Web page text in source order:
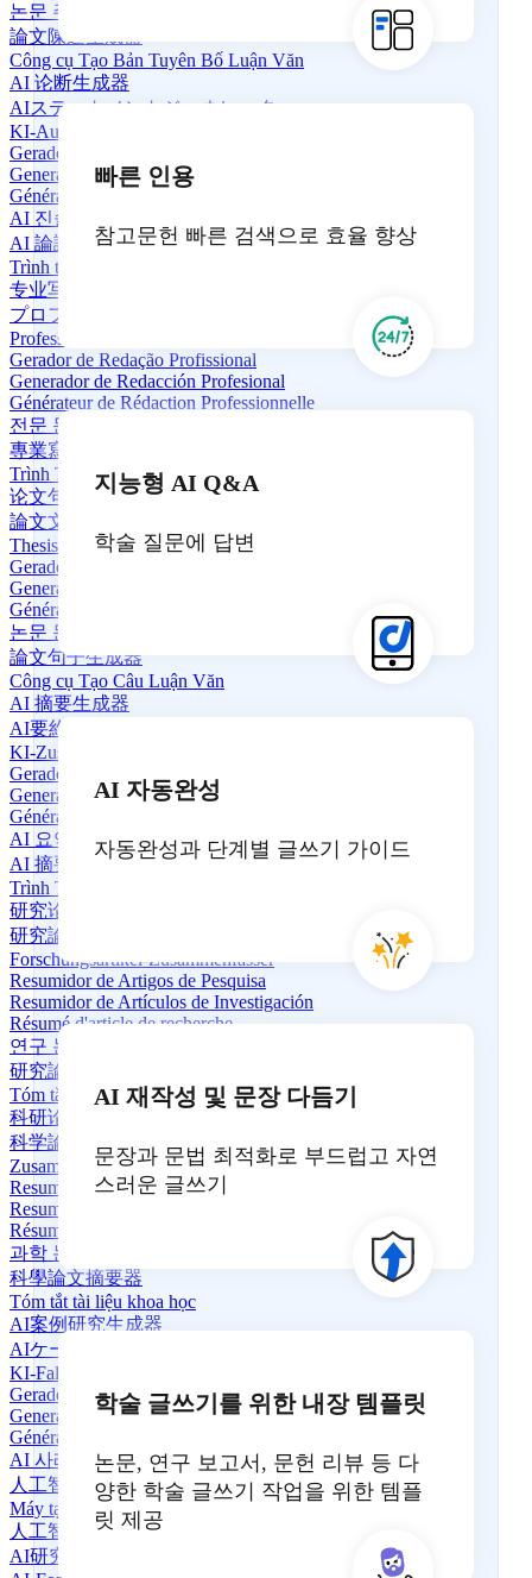
논문 주제 생성기
論文陳述生成器
Công cụ Tạo Bản Tuyên Bố Luận Văn
AI 论断生成器
AIステートメントジェネレーター
KI-Aussagengenerator
Gerador de Declarações de IA
Generador de Declaraciones de IA
Générateur de déclarations IA
AI 진술 생성기
AI 論證生成器
Trình tạo câu tuyên bố AI
专业写作生成器
プロフェッショナルライティングジェネレーター
Professioneller Schreibgenerator
Gerador de Redação Profissional
Generador de Redacción Profesional
Générateur de Rédaction Professionnelle
전문 문서 작성기
專業寫作生成器
Trình Tạo Nội Dung Chuyên Nghiệp
论文句子生成器
論文文の生成器
Thesis-Satzgenerator
Gerador de Frases de Tese
Generador de Oraciones de Tesis
Générateur de phrases de thèse
논문 문장 생성기
論文句子生成器
Công cụ Tạo Câu Luận Văn
AI 摘要生成器
AI要約ジェネレーター
KI-Zusammenfassungs-Generator
Gerador de Resumos de IA
Generador de Resúmenes de IA
Générateur de Résumé AI
AI 요약 생성기
AI 摘要生成器
Trình Tóm Tắt AI
研究论文摘要生成器
研究論文要約ツール
Forschungsartikel-Zusammenfasser
Resumidor de Artigos de Pesquisa
Resumidor de Artículos de Investigación
Résumé d'article de recherche
연구 논문 요약기
研究論文摘要生成器
Tóm tắt Bài nghiên cứu
科研论文摘要生成器
科学論文要約ツール
Zusammenfasser wissenschaftlicher Arbeiten
Resumidor de Artigos Científicos
Resumidor de Artículos Científicos
Résumé de Papier Scientifique
과학 논문 요약기
科學論文摘要器
Tóm tắt tài liệu khoa học
AI案例研究生成器
AIケーススタディ生成器
KI-Fallstudien-Generator
Gerador de Estudo de Caso em IA
Generador de estudios de caso con IA
Générateur d'études de cas IA
AI 사례 연구 생성기
人工智慧案例研究生成器
Máy tạo nghiên cứu điển hình AI
人工智能研究论文生成器
AI研究論文生成器
빠른 인용
참고문헌 빠른 검색으로 효율 향상
지능형 AI Q&A
학술 질문에 답변
AI 자동완성
자동완성과 단계별 글쓰기 가이드
AI 재작성 및 문장 다듬기
문장과 문법 최적화로 부드럽고 자연
스러운 글쓰기
학술 글쓰기를 위한 내장 템플릿
논문, 연구 보고서, 문헌 리뷰 등 다
양한 학술 글쓰기 작업을 위한 템플
릿 제공